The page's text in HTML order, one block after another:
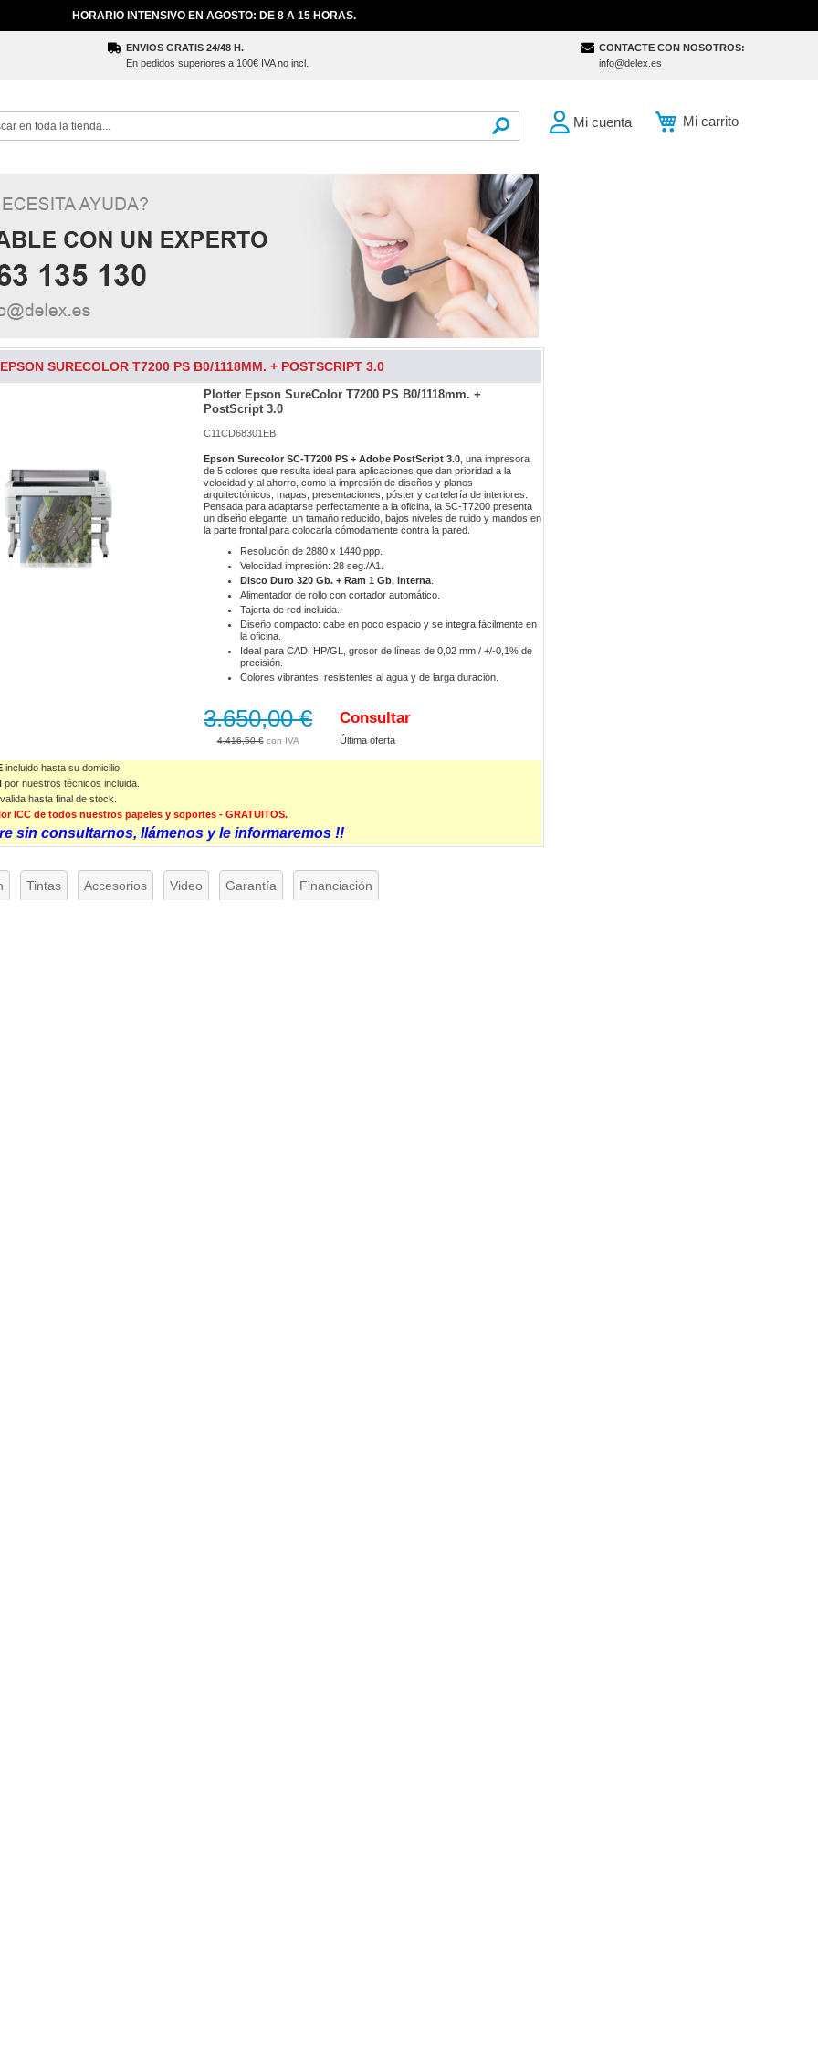
HORARIO INTENSIVO EN AGOSTO: DE 8 A 15 HORAS.
ENVIOS GRATIS 24/48 H.
En pedidos superiores a 100€ IVA no incl.
CONTACTE CON NOSOTROS:
info@delex.es
Mi carrito
Mi cuenta
SURECOLOR T7200 PS B0/1118MM. + POSTSCRIPT 3.0
Plotter Epson SureColor T7200 PS B0/1118mm. +
PostScript 3.0
C11CD68301EB
Epson Surecolor SC-T7200 PS + Adobe PostScript 3.0 , una impresora
de 5 colores que resulta ideal para aplicaciones que dan prioridad a la
velocidad y al ahorro, como la impresión de diseños y planos
arquitectónicos, mapas, presentaciones, póster y cartelería de interiores.
Pensada para adaptarse perfectamente a la oficina, la SC-T7200 presenta
un diseño elegante, un tamaño reducido, bajos niveles de ruido y mandos en
la parte frontal para colocarla cómodamente contra la pared.
Resolución de 2880 x 1440 ppp.
Velocidad impresión: 28 seg./A1.
Disco Duro 320 Gb. + Ram 1 Gb. interna
Alimentador de rollo con cortador automático.
Tajerta de red incluida.
Diseño compacto: cabe en poco espacio y se integra fácilmente en
la oficina.
Ideal para CAD: HP/GL, grosor de líneas de 0,02 mm / +/-0,1% de
precisión.
Colores vibrantes, resistentes al agua y de larga duración.
4.416,50 €
3.650,00 € Consultar
Última oferta
incluido hasta su domicilio.
por nuestros técnicos incluida.
valida hasta final de stock.
ICC de todos nuestros papeles y soportes - GRATUITOS.
sin consultarnos, llámenos y le informaremos !!
Tintas Accesorios Video Garantía Financiación